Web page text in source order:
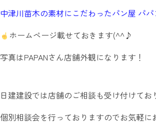
中津川苗木の素材にこだわったパン屋 パ
ホームページ載せておきます(^^♪
写真はPAPANさん店舗外観になります！
日建建設では店舗のご相談も受け付けてお
個別相談会を行っておりますのでお気軽